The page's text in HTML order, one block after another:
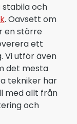
stabila och
. Oavsett om
en större
ett
Vi utför även
det mesta
tekniker har
med allt från
och